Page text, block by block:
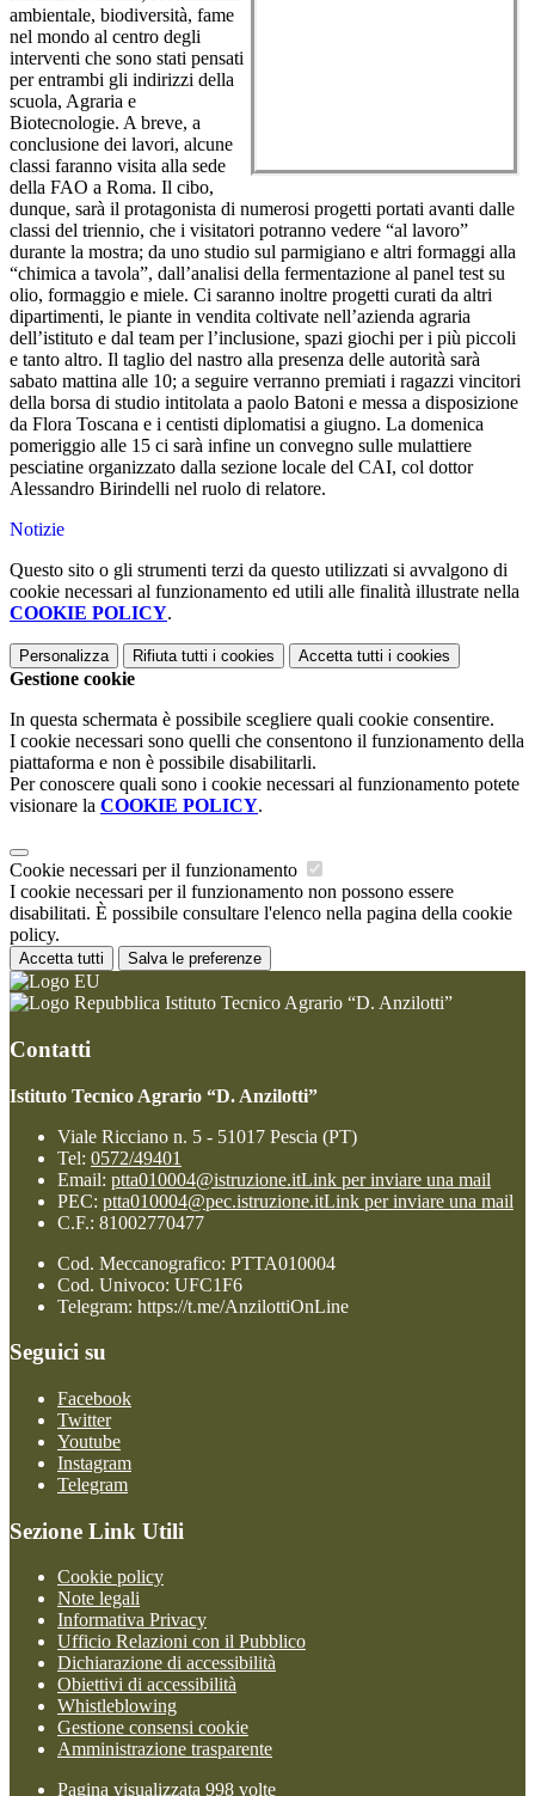
ambientale, biodiversità, fame
nel mondo al centro degli
interventi che sono stati pensati
per entrambi gli indirizzi della
scuola, Agraria e
Biotecnologie. A breve, a
conclusione dei lavori, alcune
classi faranno visita alla sede
della FAO a Roma. Il cibo,
dunque, sarà il protagonista di numerosi progetti portati avanti dalle
classi del triennio, che i visitatori potranno vedere “al lavoro”
durante la mostra; da uno studio sul parmigiano e altri formaggi alla
“chimica a tavola”, dall’analisi della fermentazione al panel test su
olio, formaggio e miele. Ci saranno inoltre progetti curati da altri
dipartimenti, le piante in vendita coltivate nell’azienda agraria
dell’istituto e dal team per l’inclusione, spazi giochi per i più piccoli
e tanto altro. Il taglio del nastro alla presenza delle autorità sarà
sabato mattina alle 10; a seguire verranno premiati i ragazzi vincitori
della borsa di studio intitolata a paolo Batoni e messa a disposizione
da Flora Toscana e i centisti diplomatisi a giugno. La domenica
pomeriggio alle 15 ci sarà infine un convegno sulle mulattiere
pesciatine organizzato dalla sezione locale del CAI, col dottor
Alessandro Birindelli nel ruolo di relatore.
Notizie
Questo sito o gli strumenti terzi da questo utilizzati si avvalgono di
cookie necessari al funzionamento ed utili alle finalità illustrate nella
COOKIE POLICY.
Personalizza Rifiuta tutti i cookies Accetta tutti i cookies
Gestione cookie
In questa schermata è possibile scegliere quali cookie consentire.
I cookie necessari sono quelli che consentono il funzionamento della
piattaforma e non è possibile disabilitarli.
Per conoscere quali sono i cookie necessari al funzionamento potete
visionare la COOKIE POLICY.
Cookie necessari per il funzionamento
I cookie necessari per il funzionamento non possono essere
disabilitati. È possibile consultare l'elenco nella pagina della cookie
policy.
Accetta tutti Salva le preferenze
Istituto Tecnico Agrario “D. Anzilotti”
Contatti
Istituto Tecnico Agrario “D. Anzilotti”
Viale Ricciano n. 5 - 51017 Pescia (PT)
Tel: 0572/49401
Email: ptta010004@istruzione.itLink per inviare una mail
PEC: ptta010004@pec.istruzione.itLink per inviare una mail
C.F.: 81002770477
Cod. Meccanografico: PTTA010004
Cod. Univoco: UFC1F6
Telegram: https://t.me/AnzilottiOnLine
Seguici su
Facebook
Twitter
Youtube
Instagram
Telegram
Sezione Link Utili
Cookie policy
Note legali
Informativa Privacy
Ufficio Relazioni con il Pubblico
Dichiarazione di accessibilità
Obiettivi di accessibilità
Whistleblowing
Gestione consensi cookie
Amministrazione trasparente
Pagina visualizzata 998 volte